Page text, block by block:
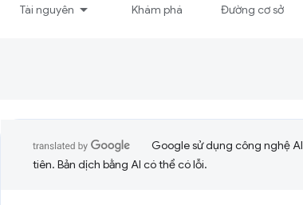
Tài nguyên Khám phá Đường cơ sở
Google sử dụng công nghệ
tiên. Bản dịch bằng AI có thể có lỗi.